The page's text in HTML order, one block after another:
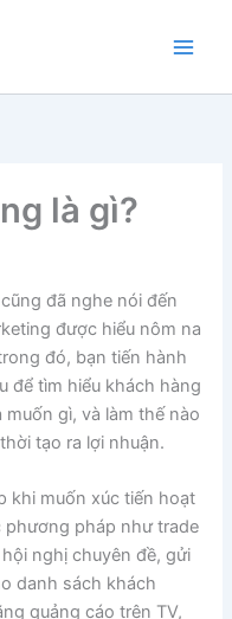
là gì?
đã nghe nói đến
được hiểu nôm na
đó, bạn tiến hành
để tìm hiểu khách hàng
gì, và làm thế nào
tạo ra lợi nhuận.
khi muốn xúc tiến hoạt
phương pháp như trade
nghị chuyên đề, gửi
danh sách khách
quảng cáo trên TV,